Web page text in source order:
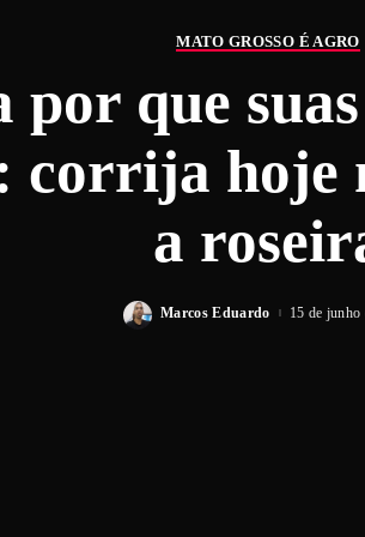
MATO GROSSO É AGRO
por que
corrija hoje
a
Marcos Eduardo 15 de junho